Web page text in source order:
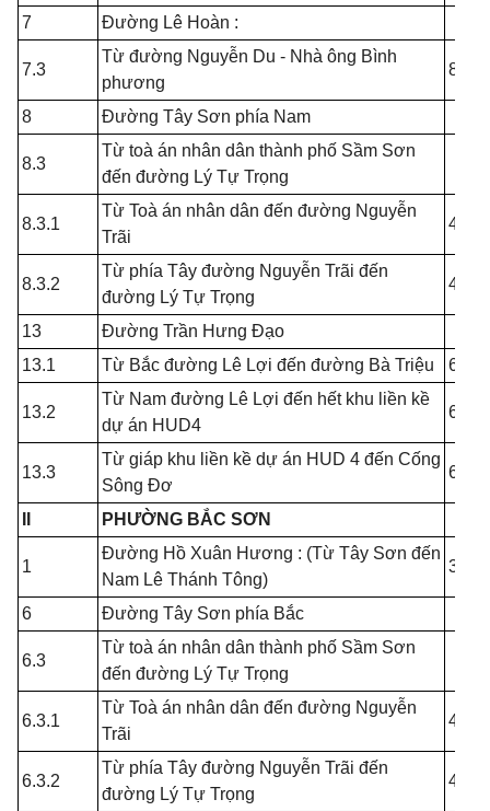
7
Đường Lê Hoàn :
7.3
Từ đường Nguyễn Du - Nhà ông Bình
phương
8 Đường Tây Sơn phía Nam
8.3
Từ toà án nhân dân thành phố Sầm Sơn
đến đường Lý Tự Trọng
8.3.1
Từ Toà án nhân dân đến đường Nguyễn
Trãi
8.3.2
Từ phía Tây đường Nguyễn Trãi đến
đường Lý Tự Trọng
13
Đường Trần Hưng Đạo
13.1
Từ Bắc đường Lê Lợi đến đường Bà Triệu
13.2
Từ Nam đường Lê Lợi đến hết khu liền kề
dự án HUD4
13.3
Từ giáp khu liền kề dự án HUD 4 đến Cống
Sông Đơ
PHƯỜNG BẮC SƠN
1
Đường Hồ Xuân Hương : (Từ Tây Sơn đến
Nam Lê Thánh Tông)
6 Đường Tây Sơn phía Bắc
6.3
Từ toà án nhân dân thành phố Sầm Sơn
đến đường Lý Tự Trọng
6.3.1
Từ Toà án nhân dân đến đường Nguyễn
Trãi
6.3.2
Từ phía Tây đường Nguyễn Trãi đến
đường Lý Tự Trọng